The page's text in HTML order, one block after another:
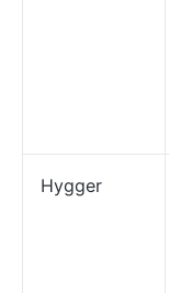
Hygger